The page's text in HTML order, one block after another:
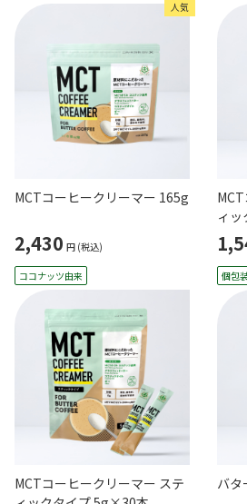
人気
MCTコーヒークリーマー 165g
2,430 円 (税込)
ココナッツ由来
ィ
個包
MCTコーヒークリーマー ステ
バタ